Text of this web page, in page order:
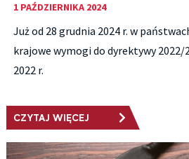
1 PAŹDZIERNIKA 2024
Już od 28 grudnia 2024 r. w
krajowe wymogi do dyrektywy 2022/
2022 r.
CZYTAJ WIĘCEJ